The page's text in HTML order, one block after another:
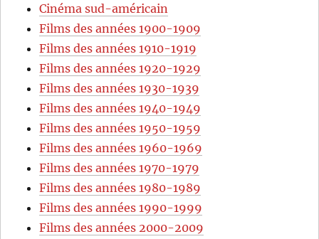
Cinéma sud-américain
Films des années 1900-1909
Films des années 1910-1919
Films des années 1920-1929
Films des années 1930-1939
Films des années 1940-1949
Films des années 1950-1959
Films des années 1960-1969
Films des années 1970-1979
Films des années 1980-1989
Films des années 1990-1999
Films des années 2000-2009